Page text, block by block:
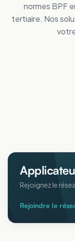
normes BPF
tertiaire. Nos
Tertiaire
Rejoignez le
Rejoindre le